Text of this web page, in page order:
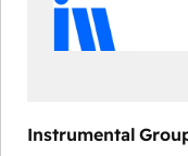
Instrumental